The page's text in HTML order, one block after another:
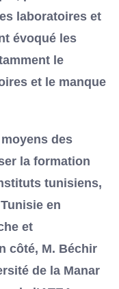
laboratoires et
évoqué les
le
et le manque
des
la formation
tunisiens,
en
et
côté, M. Béchir
de la Manar